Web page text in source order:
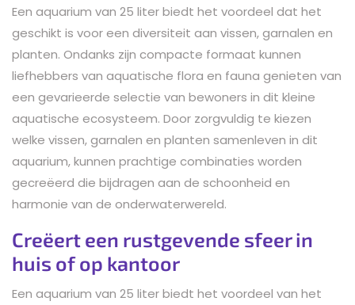
Een aquarium van 25 liter biedt het voordeel dat het
geschikt is voor een diversiteit aan vissen, garnalen en
planten. Ondanks zijn compacte formaat kunnen
liefhebbers van aquatische flora en fauna genieten van
een gevarieerde selectie van bewoners in dit kleine
aquatische ecosysteem. Door zorgvuldig te kiezen
welke vissen, garnalen en planten samenleven in dit
aquarium, kunnen prachtige combinaties worden
gecreëerd die bijdragen aan de schoonheid en
harmonie van de onderwaterwereld.
Creëert een rustgevende sfeer in
huis of op kantoor
Een aquarium van 25 liter biedt het voordeel van het